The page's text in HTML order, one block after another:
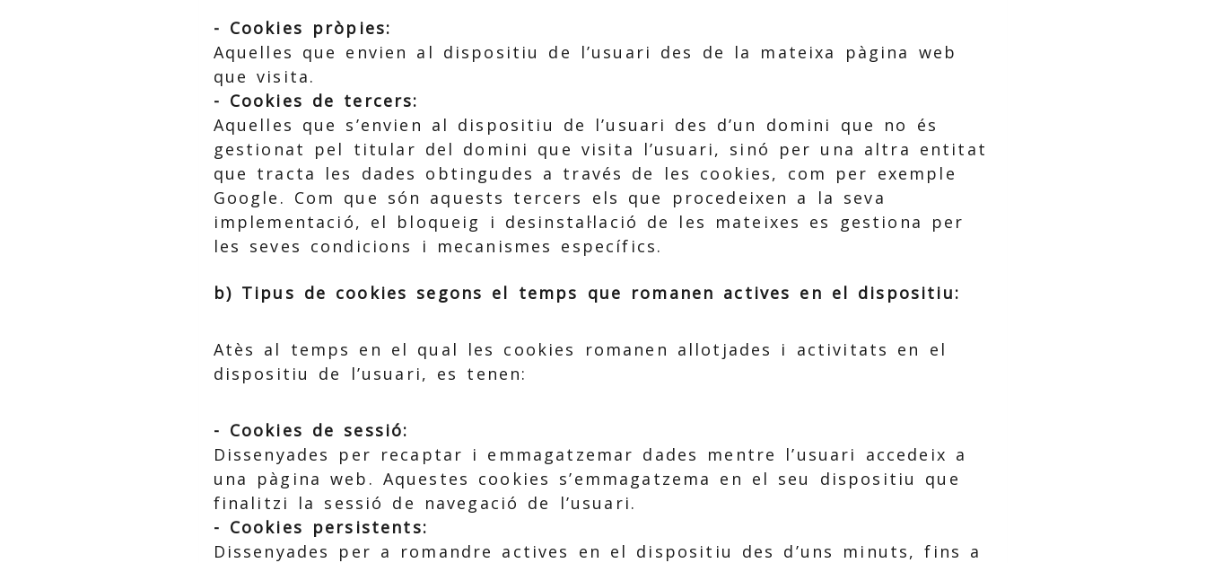
- Cookies pròpies:
Aquelles que envien al dispositiu de l’usuari des de la mateixa pàgina web
que visita.
- Cookies de tercers:
Aquelles que s’envien al dispositiu de l’usuari des d’un domini que no és
gestionat pel titular del domini que visita l’usuari, sinó per una altra entitat
que tracta les dades obtingudes a través de les cookies, com per exemple
Google. Com que són aquests tercers els que procedeixen a la seva
implementació, el bloqueig i desinstal·lació de les mateixes es gestiona per
les seves condicions i mecanismes específics.
b) Tipus de cookies segons el temps que romanen actives en el dispositiu:
Atès al temps en el qual les cookies romanen allotjades i activitats en el
dispositiu de l’usuari, es tenen:
- Cookies de sessió:
Dissenyades per recaptar i emmagatzemar dades mentre l’usuari accedeix a
una pàgina web. Aquestes cookies s’emmagatzema en el seu dispositiu que
finalitzi la sessió de navegació de l’usuari.
- Cookies persistents:
Dissenyades per a romandre actives en el dispositiu des d’uns minuts, fins a